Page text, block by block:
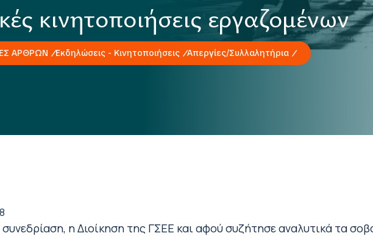
κινητοποιήσεις εργαζομένων
ΑΡΘΡΩΝ Εκδηλώσεις - Κινητοποιήσεις Απεργίες/Συλλαλητήρια
συνεδρίαση, η Διοίκηση της ΓΣΕΕ και αφού συζήτησε αναλυτικά τα